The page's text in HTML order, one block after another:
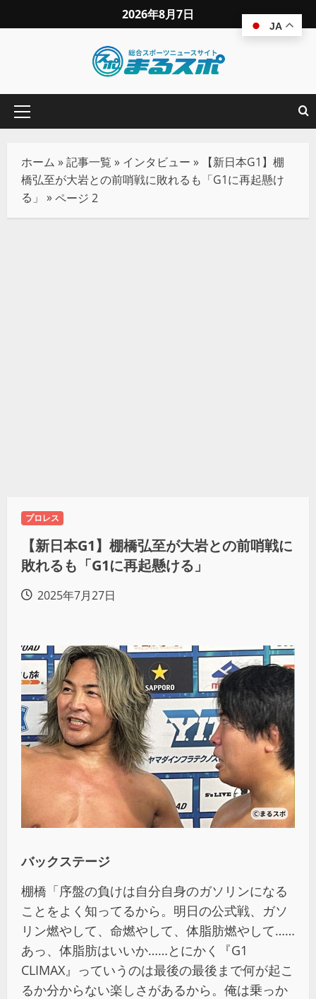
2026年8月7日
ホーム »記事一覧 » インタビュー »
【新日本G1】棚
橋弘至が大岩との前哨戦に敗れるも「G1に再起懸け
る」 »ページ 2
プロレス
【新日本G1】棚橋弘至が大岩との前哨戦に
敗れるも「G1に再起懸ける」
2025年7月27日
バックステージ
棚橋「序盤の負けは自分自身のガソリンになる
ことをよく知ってるから。明日の公式戦、ガソ
リン燃やして、命燃やして、体脂肪燃やして……
あっ、体脂肪はいいか……とにかく『G1
CLIMAX』っていうのは最後の最後まで何が起こ
るか分からない楽しさがあるから。俺は乗っか
JA